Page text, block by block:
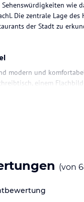
wie
Die zentrale Lage
der Stadt zu
modern und
einem
und ein Safe steht
Abend zu einem Drink
Sport- und
(von